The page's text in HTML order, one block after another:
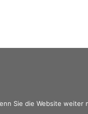
Sie die Website